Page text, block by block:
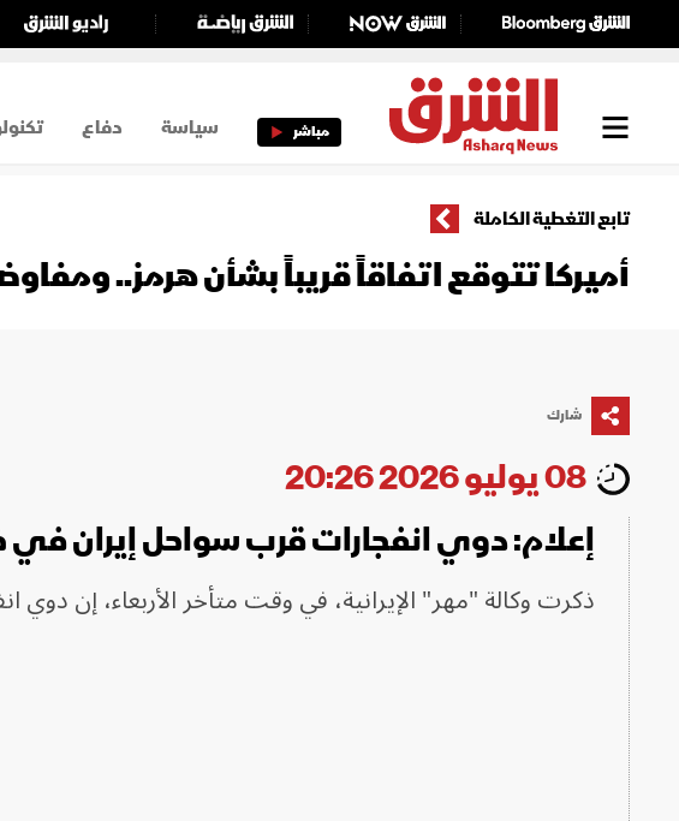
مباشر سياسة دفاع
تابع التغطية الكاملة
أميركا تتوقع اتفاقاً قريباً بشأن هرمز..
شارك
08 يوليو 2026 20:26
إعلام: دوي انفجارات قرب سواحل إيران في
ذكرت وكالة "مهر" الإيرانية، في وقت متأخر الأربعاء، إن